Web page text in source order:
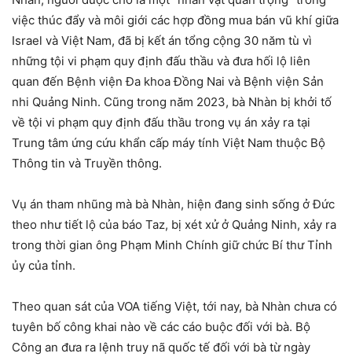
việc thúc đẩy và môi giới các hợp đồng mua bán vũ khí giữa
Israel và Việt Nam, đã bị kết án tổng cộng 30 năm tù vì
những tội vi phạm quy định đấu thầu và đưa hối lộ liên
quan đến Bệnh viện Đa khoa Đồng Nai và Bệnh viện Sản
nhi Quảng Ninh. Cũng trong năm 2023, bà Nhàn bị khởi tố
về tội vi phạm quy định đấu thầu trong vụ án xảy ra tại
Trung tâm ứng cứu khẩn cấp máy tính Việt Nam thuộc Bộ
Thông tin và Truyền thông.
Vụ án tham nhũng mà bà Nhàn, hiện đang sinh sống ở Đức
theo như tiết lộ của báo Taz, bị xét xử ở Quảng Ninh, xảy ra
trong thời gian ông Phạm Minh Chính giữ chức Bí thư Tỉnh
ủy của tỉnh.
Theo quan sát của VOA tiếng Việt, tới nay, bà Nhàn chưa có
tuyên bố công khai nào về các cáo buộc đối với bà. Bộ
Công an đưa ra lệnh truy nã quốc tế đối với bà từ ngày